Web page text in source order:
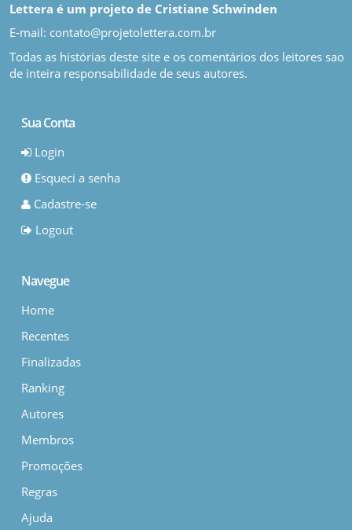
Lettera é um projeto de Cristiane Schwinden
E-mail: contato@projetolettera.com.br
Todas as histórias deste site e os comentários dos leitores sao
de inteira responsabilidade de seus autores.
Sua Conta
Login
Esqueci a senha
Cadastre-se
Logout
Navegue
Home
Recentes
Finalizadas
Ranking
Autores
Membros
Promoções
Regras
Ajuda